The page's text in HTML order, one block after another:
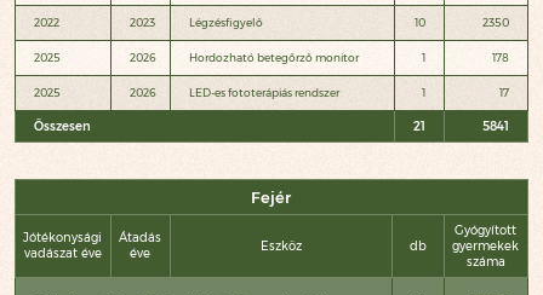
2022 2023 Légzésfigyelő 10 2350
2025 2026 Hordozható betegőrző monitor 1 178
2025 2026 LED-es fototerápiás rendszer 1 17
Összesen 21 5841
Fejér
Jótékonysági
vadászat éve
Átadás
éve
Eszköz db
Gyógyított
gyermekek
száma